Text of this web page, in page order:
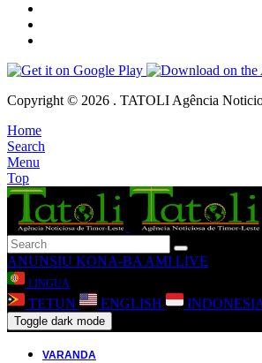
Copyright © 2026 . TATOLI Agência
Home
Search
Menu
Top
ANUNSIU KONA-BA AMI LIVE
LINGUA
TETUN ENGLISH
Toggle dark mode
VARANDA